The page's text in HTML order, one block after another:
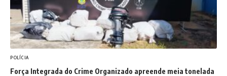
POLÍCIA
Força Integrada do Crime Organizado apreende meia tonelada